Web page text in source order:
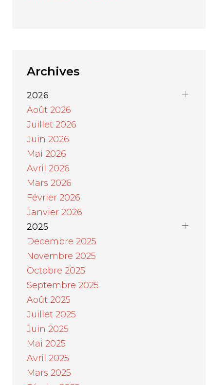
Archives
2026
Août 2026
Juillet 2026
Juin 2026
Mai 2026
Avril 2026
Mars 2026
Février 2026
Janvier 2026
2025
Decembre 2025
Novembre 2025
Octobre 2025
Septembre 2025
Août 2025
Juillet 2025
Juin 2025
Mai 2025
Avril 2025
Mars 2025